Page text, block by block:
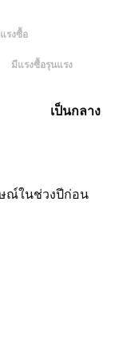
รงซื้อ
มีแรงซื้อรุนแรง
เป็นกลาง
ณ์ในช่วงปีก่อน